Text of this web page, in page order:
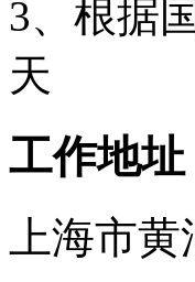
3、根据
天
工作地址
上海市